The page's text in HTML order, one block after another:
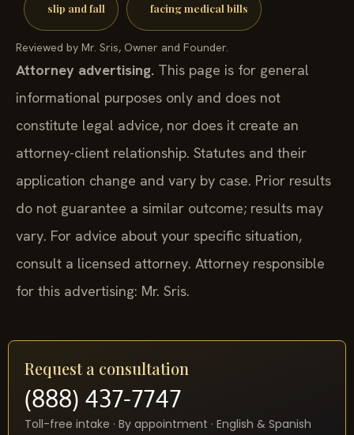
slip and fall facing medical bills
Reviewed by Mr. Sris, Owner and Founder.
Attorney advertising. This page is for general
informational purposes only and does not
constitute legal advice, nor does it create an
attorney-client relationship. Statutes and their
application change and vary by case. Prior results
do not guarantee a similar outcome; results may
vary. For advice about your specific situation,
consult a licensed attorney. Attorney responsible
for this advertising: Mr. Sris.
Request a consultation
(888) 437-7747
Toll-free intake · By appointment · English & Spanish